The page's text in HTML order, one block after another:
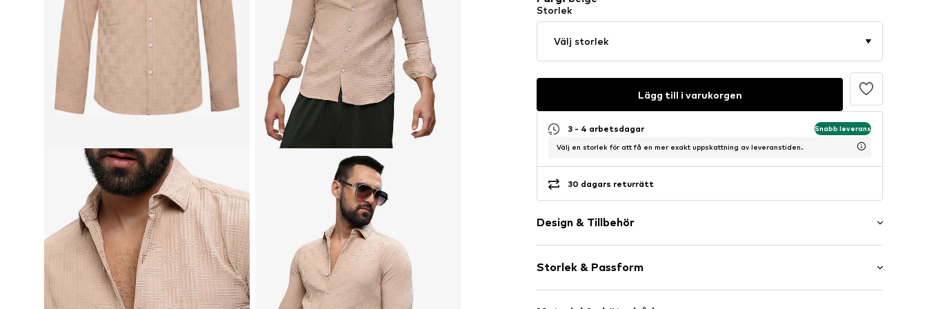
Storlek
Välj storlek
Lägg till i varukorgen
3 - 4 arbetsdagar Snabb leverans
Välj en storlek för att få en mer exakt uppskattning av leveranstiden.
30 dagars returrätt
Design & Tillbehör
Klassisk krage
Vadderad fåll/kant
Lätt tyg
Storlek & Passform